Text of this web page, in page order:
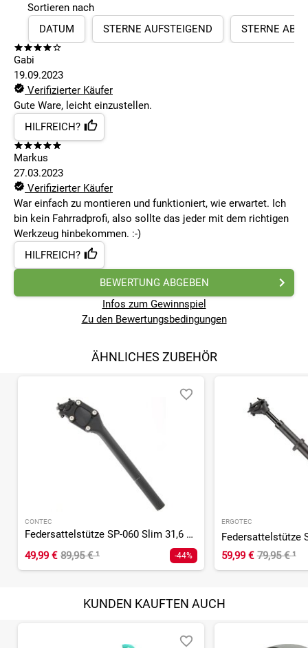
Sortieren nach
DATUM
STERNE AUFSTEIGEND STERNE
Gabi
19.09.2023
Verifizierter Käufer
Gute Ware, leicht einzustellen.
HILFREICH?
Markus
27.03.2023
Verifizierter Käufer
War einfach zu montieren und funktioniert, wie erwartet. Ich
bin kein Fahrradprofi, also sollte das jeder mit dem richtigen
Werkzeug hinbekommen. :-)
HILFREICH?
BEWERTUNG ABGEBEN
Infos zum Gewinnspiel
Zu den Bewertungsbedingungen
ÄHNLICHES ZUBEHÖR
CONTEC
Federsattelstütze SP-060 Slim 31,6 mm
49,99 € 89,95 €¹ -44%
ERGOTEC
59,99 € 79,95 €¹
KUNDEN KAUFTEN AUCH